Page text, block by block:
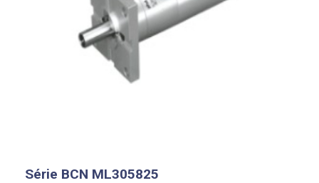
Série BCN ML305825